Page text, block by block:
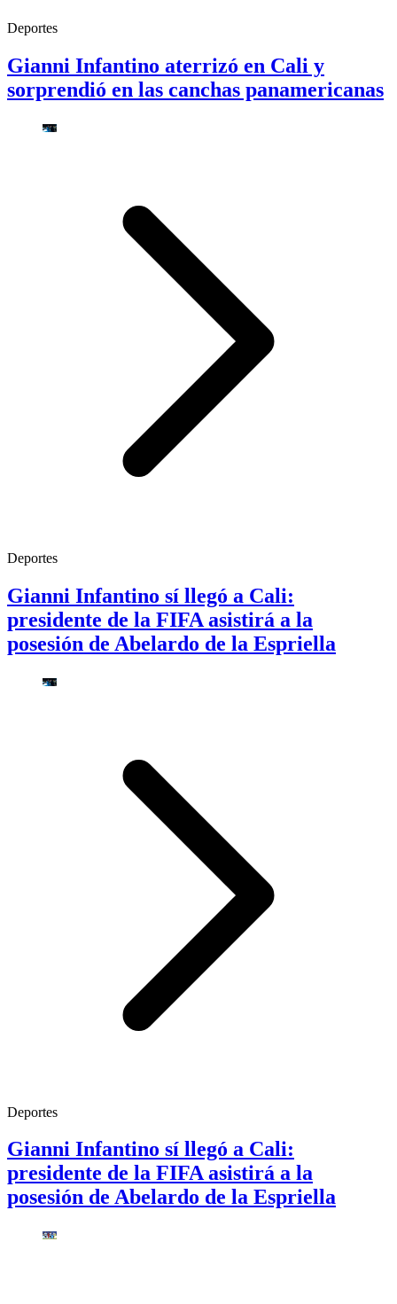
Deportes
Gianni Infantino aterrizó en Cali y
sorprendió en las canchas panamericanas
Deportes
Gianni Infantino sí llegó a Cali:
presidente de la FIFA asistirá a la
posesión de Abelardo de la Espriella
Deportes
Gianni Infantino sí llegó a Cali:
presidente de la FIFA asistirá a la
posesión de Abelardo de la Espriella